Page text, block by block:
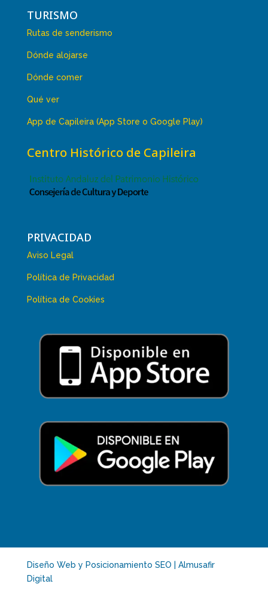
TURISMO
Rutas de senderismo
Dónde alojarse
Dónde comer
Qué ver
App de Capileira (App Store o Google Play)
Centro Histórico de Capileira
PRIVACIDAD
Aviso Legal
Política de Privacidad
Política de Cookies
Diseño Web y Posicionamiento SEO | Almusafir
Digital